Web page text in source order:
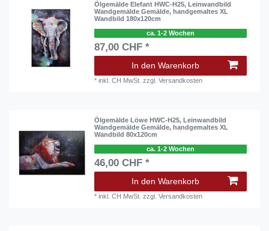
Ölgemälde Elefant HWC-H25, Leinwandbild
Wandgemälde Gemälde, handgemaltes XL
Wandbild 180x120cm
ca. 1-2 Wochen
87,00 CHF *
In den Warenkorb
*inkl. CH MwSt. zzgl.Versandkosten
Ölgemälde Löwe HWC-H25, Leinwandbild
Wandgemälde Gemälde, handgemaltes XL
Wandbild 80x120cm
ca. 1-2 Wochen
46,00 CHF *
In den Warenkorb
*inkl. CH MwSt. zzgl.Versandkosten